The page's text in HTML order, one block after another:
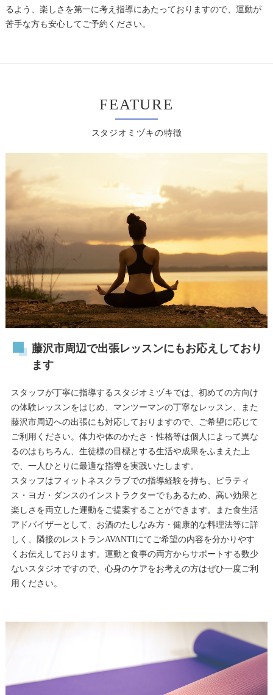
るよう、楽しさを第一に考え指導にあたっておりますので、運動が
苦手な方も安心してご予約ください。
スタジオミヅキの特徴
FEATURE
藤沢市周辺で出張レッスンにもお応えしており
ます
スタッフが丁寧に指導するスタジオミヅキでは、初めての方向け
の体験レッスンをはじめ、マンツーマンの丁寧なレッスン、また
藤沢市周辺への出張にも対応しておりますので、ご希望に応じて
ご利用ください。体力や体のかたさ・性格等は個人によって異な
るのはもちろん、生徒様の目標とする生活や成果をふまえた上
で、一人ひとりに最適な指導を実践いたします。
スタッフはフィットネスクラブでの指導経験を持ち、ピラティ
ス・ヨガ・ダンスのインストラクターでもあるため、高い効果と
楽しさを両立した運動をご提案することができます。また食生活
アドバイザーとして、お酒のたしなみ方・健康的な料理法等に詳
しく、隣接のレストランAVANTIにてご希望の内容を分かりやす
くお伝えしております。運動と食事の両方からサポートする数少
ないスタジオですので、心身のケアをお考えの方はぜひ一度ご利
用ください。